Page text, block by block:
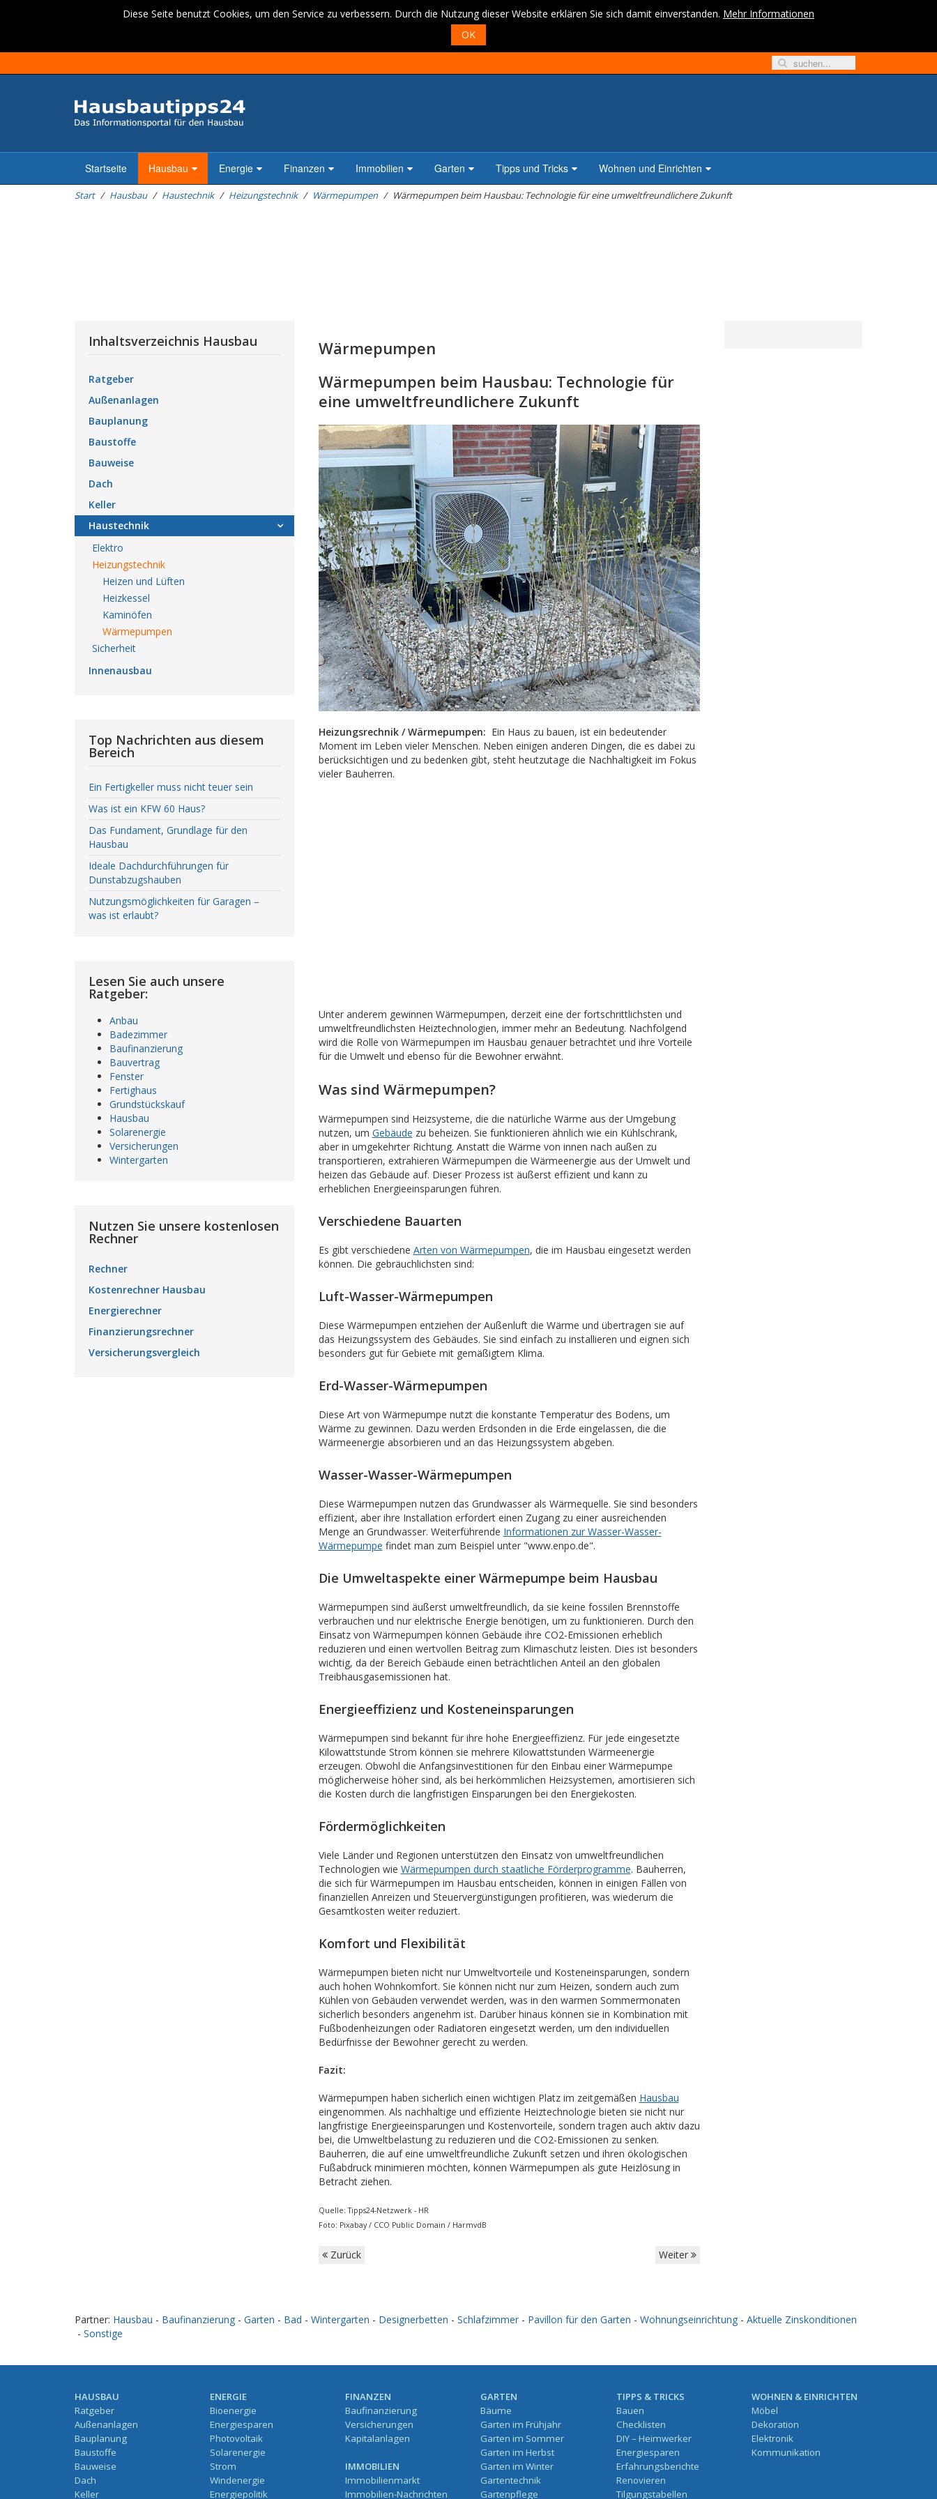
Diese Seite benutzt Cookies, um den Service zu verbessern. Durch die Nutzung dieser Website erklären Sie sich damit einverstanden. Mehr Informationen
OK
Startseite Hausbau Energie Finanzen Immobilien Garten Tipps und Tricks Wohnen und Einrichten
Start Hausbau Haustechnik Heizungstechnik Wärmepumpen Wärmepumpen beim Hausbau: Technologie für eine umweltfreundlichere Zukunft
Wärmepumpen
Wärmepumpen beim Hausbau: Technologie für
eine umweltfreundlichere Zukunft
Heizungsrechnik / Wärmepumpen: Ein Haus zu bauen, ist ein bedeutender
Moment im Leben vieler Menschen. Neben einigen anderen Dingen, die es dabei zu
berücksichtigen und zu bedenken gibt, steht heutzutage die Nachhaltigkeit im Fokus
vieler Bauherren.
Unter anderem gewinnen Wärmepumpen, derzeit eine der fortschrittlichsten und
umweltfreundlichsten Heiztechnologien, immer mehr an Bedeutung. Nachfolgend
wird die Rolle von Wärmepumpen im Hausbau genauer betrachtet und ihre Vorteile
für die Umwelt und ebenso für die Bewohner erwähnt.
Was sind Wärmepumpen?
Wärmepumpen sind Heizsysteme, die die natürliche Wärme aus der Umgebung
nutzen, um Gebäude zu beheizen. Sie funktionieren ähnlich wie ein Kühlschrank,
aber in umgekehrter Richtung. Anstatt die Wärme von innen nach außen zu
transportieren, extrahieren Wärmepumpen die Wärmeenergie aus der Umwelt und
heizen das Gebäude auf. Dieser Prozess ist äußerst effizient und kann zu
erheblichen Energieeinsparungen führen.
Verschiedene Bauarten
Es gibt verschiedene Arten von Wärmepumpen, die im Hausbau eingesetzt werden
können. Die gebräuchlichsten sind:
Luft-Wasser-Wärmepumpen
Diese Wärmepumpen entziehen der Außenluft die Wärme und übertragen sie auf
das Heizungssystem des Gebäudes. Sie sind einfach zu installieren und eignen sich
besonders gut für Gebiete mit gemäßigtem Klima.
Erd-Wasser-Wärmepumpen
Diese Art von Wärmepumpe nutzt die konstante Temperatur des Bodens, um
Wärme zu gewinnen. Dazu werden Erdsonden in die Erde eingelassen, die die
Wärmeenergie absorbieren und an das Heizungssystem abgeben.
Wasser-Wasser-Wärmepumpen
Diese Wärmepumpen nutzen das Grundwasser als Wärmequelle. Sie sind besonders
effizient, aber ihre Installation erfordert einen Zugang zu einer ausreichenden
Menge an Grundwasser. Weiterführende Informationen zur Wasser-Wasser-
Wärmepumpe findet man zum Beispiel unter "www.enpo.de".
Die Umweltaspekte einer Wärmepumpe beim Hausbau
Wärmepumpen sind äußerst umweltfreundlich, da sie keine fossilen Brennstoffe
verbrauchen und nur elektrische Energie benötigen, um zu funktionieren. Durch den
Einsatz von Wärmepumpen können Gebäude ihre CO2-Emissionen erheblich
reduzieren und einen wertvollen Beitrag zum Klimaschutz leisten. Dies ist besonders
wichtig, da der Bereich Gebäude einen beträchtlichen Anteil an den globalen
Treibhausgasemissionen hat.
Energieeffizienz und Kosteneinsparungen
Wärmepumpen sind bekannt für ihre hohe Energieeffizienz. Für jede eingesetzte
Kilowattstunde Strom können sie mehrere Kilowattstunden Wärmeenergie
erzeugen. Obwohl die Anfangsinvestitionen für den Einbau einer Wärmepumpe
möglicherweise höher sind, als bei herkömmlichen Heizsystemen, amortisieren sich
die Kosten durch die langfristigen Einsparungen bei den Energiekosten.
Fördermöglichkeiten
Viele Länder und Regionen unterstützen den Einsatz von umweltfreundlichen
Technologien wie Wärmepumpen durch staatliche Förderprogramme. Bauherren,
die sich für Wärmepumpen im Hausbau entscheiden, können in einigen Fällen von
finanziellen Anreizen und Steuervergünstigungen profitieren, was wiederum die
Gesamtkosten weiter reduziert.
Komfort und Flexibilität
Wärmepumpen bieten nicht nur Umweltvorteile und Kosteneinsparungen, sondern
auch hohen Wohnkomfort. Sie können nicht nur zum Heizen, sondern auch zum
Kühlen von Gebäuden verwendet werden, was in den warmen Sommermonaten
sicherlich besonders angenehm ist. Darüber hinaus können sie in Kombination mit
Fußbodenheizungen oder Radiatoren eingesetzt werden, um den individuellen
Bedürfnisse der Bewohner gerecht zu werden.
Fazit:
Wärmepumpen haben sicherlich einen wichtigen Platz im zeitgemäßen Hausbau
eingenommen. Als nachhaltige und effiziente Heiztechnologie bieten sie nicht nur
langfristige Energieeinsparungen und Kostenvorteile, sondern tragen auch aktiv dazu
bei, die Umweltbelastung zu reduzieren und die CO2-Emissionen zu senken.
Bauherren, die auf eine umweltfreundliche Zukunft setzen und ihren ökologischen
Fußabdruck minimieren möchten, können Wärmepumpen als gute Heizlösung in
Betracht ziehen.
Quelle: Tipps24-Netzwerk - HR
Foto: Pixabay / CCO Public Domain / HarmvdB
Zurück Weiter
Inhaltsverzeichnis Hausbau
Ratgeber
Außenanlagen
Bauplanung
Baustoffe
Bauweise
Dach
Keller
Haustechnik
Elektro
Heizungstechnik
Heizen und Lüften
Heizkessel
Kaminöfen
Wärmepumpen
Sicherheit
Innenausbau
Top Nachrichten aus diesem
Bereich
Ein Fertigkeller muss nicht teuer sein
Was ist ein KFW 60 Haus?
Das Fundament, Grundlage für den
Hausbau
Ideale Dachdurchführungen für
Dunstabzugshauben
Nutzungsmöglichkeiten für Garagen –
was ist erlaubt?
Lesen Sie auch unsere
Ratgeber:
Anbau
Badezimmer
Baufinanzierung
Bauvertrag
Fenster
Fertighaus
Grundstückskauf
Hausbau
Solarenergie
Versicherungen
Wintergarten
Nutzen Sie unsere kostenlosen
Rechner
Rechner
Kostenrechner Hausbau
Energierechner
Finanzierungsrechner
Versicherungsvergleich
Partner: Hausbau - Baufinanzierung - Garten - Bad - Wintergarten - Designerbetten - Schlafzimmer - Pavillon für den Garten - Wohnungseinrichtung - Aktuelle Zinskonditionen
- Sonstige
HAUSBAU
Ratgeber
Außenanlagen
Bauplanung
Baustoffe
Bauweise
Dach
Keller
ENERGIE
Bioenergie
Energiesparen
Photovoltaik
Solarenergie
Strom
Windenergie
Energiepolitik
FINANZEN
Baufinanzierung
Versicherungen
Kapitalanlagen
IMMOBILIEN
Immobilienmarkt
Immobilien-Nachrichten
GARTEN
Bäume
Garten im Frühjahr
Garten im Sommer
Garten im Herbst
Garten im Winter
Gartentechnik
Gartenpflege
TIPPS & TRICKS
Bauen
Checklisten
DIY – Heimwerker
Energiesparen
Erfahrungsberichte
Renovieren
Tilgungstabellen
WOHNEN & EINRICHTEN
Möbel
Dekoration
Elektronik
Kommunikation